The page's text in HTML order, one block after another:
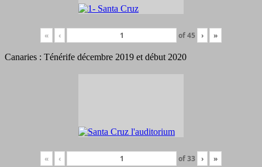
« ‹ of45 › »
Canaries : Ténérife décembre 2019 et début 2020
« ‹ of33 › »